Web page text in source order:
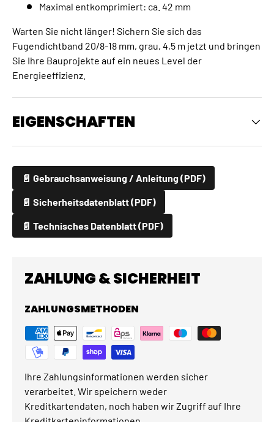
Maximal entkomprimiert: ca. 42 mm
Warten Sie nicht länger! Sichern Sie sich das
Fugendichtband 20/8-18 mm, grau, 4,5 m jetzt und bringen
Sie Ihre Bauprojekte auf ein neues Level der
Energieeffizienz.
EIGENSCHAFTEN
📄 Gebrauchsanweisung / Anleitung (PDF)
📄 Sicherheitsdatenblatt (PDF)
📄 Technisches Datenblatt (PDF)
ZAHLUNG & SICHERHEIT
ZAHLUNGSMETHODEN
Ihre Zahlungsinformationen werden sicher
verarbeitet. Wir speichern weder
Kreditkartendaten, noch haben wir Zugriff auf Ihre